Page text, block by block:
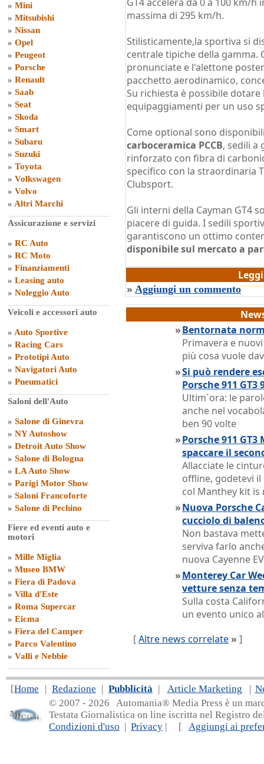
» Mini
» Mitsubishi
» Nissan
» Opel
» Peugeot
» Porsche
» Renault
» Saab
» Seat
» Skoda
» Smart
» Subaru
» Suzuki
» Toyota
» Volkswagen
» Volvo
» Altri Marchi
Assicurazione e servizi
» RC Auto
» RC Moto
» Finanziamenti
» Leasing auto
» Noleggio Auto
Veicoli e accessori auto
» Auto Sportive
» Racing Cars
» Prototipi Auto
» Navigatori Auto
» Pneumatici
Saloni dell'Auto
» Salone di Ginevra
» NY Autoshow
» Detroit Auto Show
» Salone di Bologna
» LA Auto Show
» Parigi Motor Show
» Saloni Francoforte
» Salone di Pechino
Fiere ed eventi auto e
motori
» Mille Miglia
» Museo BMW
» Fiera di Padova
» Villa d'Este
» Roma Supercar
» Eicma
» Fiera del Camper
» Parco Valentino
» Valli e Nebbie
massima di 295 km/h.
Stilisticamente,la sportiva si
centrale tipiche della
pronunciate e l'alettone
pacchetto aerodinamico,
Su richiesta è possibile
equipaggiamenti per un uso
Come optional sono
carboceramica PCCB, sedili a
rinforzato con fibra di
specifico con la straordinaria
Clubsport.
Gli interni della Cayman GT4
piacere di guida. I sedili
garantiscono un ottimo
disponibile sul mercato a
» Aggiungi un commento
»Bentornata
Primavera e
più cosa vuole
»Si può rendere
Porsche 911 GT3
Ultim´ora: le
anche nel
ben 90 volte
»Porsche 911
spaccare il
Allacciate le
offline, godetevi il
col Manthey kit
»Nuova Porsche
cucciolo di
Non bastava
serviva farlo
nuova Cayenne EV
»Monterey Car
vetture senza
Sulla costa
un evento unico
[Altre news correlate » ]
[Home | Redazione | Pubblicità | Article Marketing |
© 2007 - 2026 Automania® Media Press è un
Testata Giornalistica on line iscritta nel Registro
Condizioni d'uso | Privacy | [ Aggiungi ai